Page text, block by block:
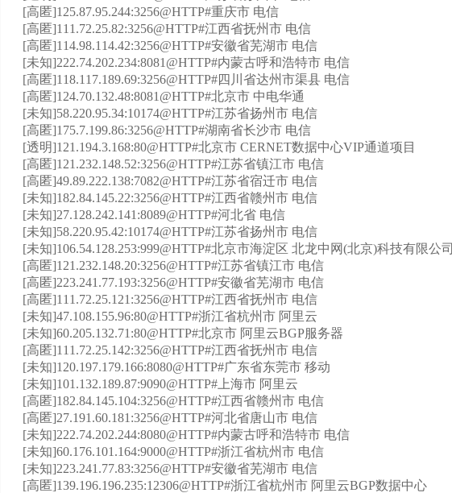
[高匿]125.87.95.244:3256@HTTP#重庆市 电信
[高匿]111.72.25.82:3256@HTTP#江西省抚州市 电信
[高匿]114.98.114.42:3256@HTTP#安徽省芜湖市 电信
[未知]222.74.202.234:8081@HTTP#内蒙古呼和浩特市 电信
[高匿]118.117.189.69:3256@HTTP#四川省达州市渠县 电信
[高匿]124.70.132.48:8081@HTTP#北京市 中电华通
[未知]58.220.95.34:10174@HTTP#江苏省扬州市 电信
[高匿]175.7.199.86:3256@HTTP#湖南省长沙市 电信
[透明]121.194.3.168:80@HTTP#北京市 CERNET数据中心VIP通道项目
[高匿]121.232.148.52:3256@HTTP#江苏省镇江市 电信
[高匿]49.89.222.138:7082@HTTP#江苏省宿迁市 电信
[未知]182.84.145.22:3256@HTTP#江西省赣州市 电信
[未知]27.128.242.141:8089@HTTP#河北省 电信
[未知]58.220.95.42:10174@HTTP#江苏省扬州市 电信
[未知]106.54.128.253:999@HTTP#北京市海淀区 北龙中网(北京)科技有限公司
[高匿]121.232.148.20:3256@HTTP#江苏省镇江市 电信
[高匿]223.241.77.193:3256@HTTP#安徽省芜湖市 电信
[高匿]111.72.25.121:3256@HTTP#江西省抚州市 电信
[未知]47.108.155.96:80@HTTP#浙江省杭州市 阿里云
[未知]60.205.132.71:80@HTTP#北京市 阿里云BGP服务器
[高匿]111.72.25.142:3256@HTTP#江西省抚州市 电信
[未知]120.197.179.166:8080@HTTP#广东省东莞市 移动
[未知]101.132.189.87:9090@HTTP#上海市 阿里云
[高匿]182.84.145.104:3256@HTTP#江西省赣州市 电信
[高匿]27.191.60.181:3256@HTTP#河北省唐山市 电信
[未知]222.74.202.244:8080@HTTP#内蒙古呼和浩特市 电信
[未知]60.176.101.164:9000@HTTP#浙江省杭州市 电信
[未知]223.241.77.83:3256@HTTP#安徽省芜湖市 电信
[高匿]139.196.196.235:12306@HTTP#浙江省杭州市 阿里云BGP数据中心